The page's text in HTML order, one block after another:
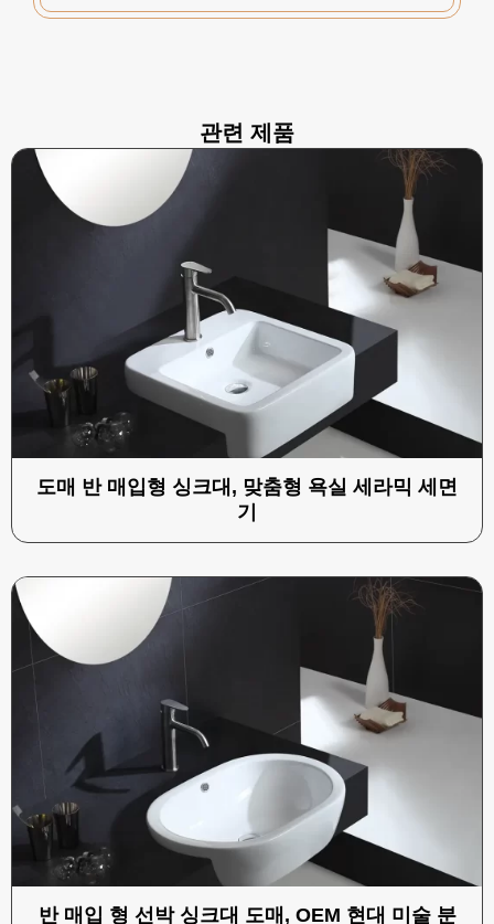
관련 제품
도매 반 매입형 싱크대, 맞춤형 욕실 세라믹 세면
기
반 매입 형 선박 싱크대 도매, OEM 현대 미술 분